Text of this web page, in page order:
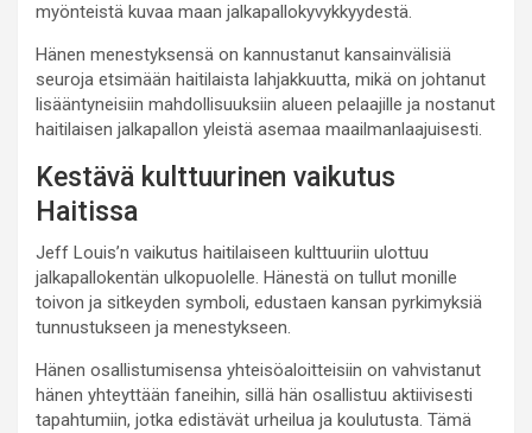
myönteistä kuvaa maan jalkapallokyvykkyydestä.
Hänen menestyksensä on kannustanut kansainvälisiä
seuroja etsimään haitilaista lahjakkuutta, mikä on johtanut
lisääntyneisiin mahdollisuuksiin alueen pelaajille ja nostanut
haitilaisen jalkapallon yleistä asemaa maailmanlaajuisesti.
Kestävä kulttuurinen vaikutus
Haitissa
Jeff Louis’n vaikutus haitilaiseen kulttuuriin ulottuu
jalkapallokentän ulkopuolelle. Hänestä on tullut monille
toivon ja sitkeyden symboli, edustaen kansan pyrkimyksiä
tunnustukseen ja menestykseen.
Hänen osallistumisensa yhteisöaloitteisiin on vahvistanut
hänen yhteyttään faneihin, sillä hän osallistuu aktiivisesti
tapahtumiin, jotka edistävät urheilua ja koulutusta. Tämä